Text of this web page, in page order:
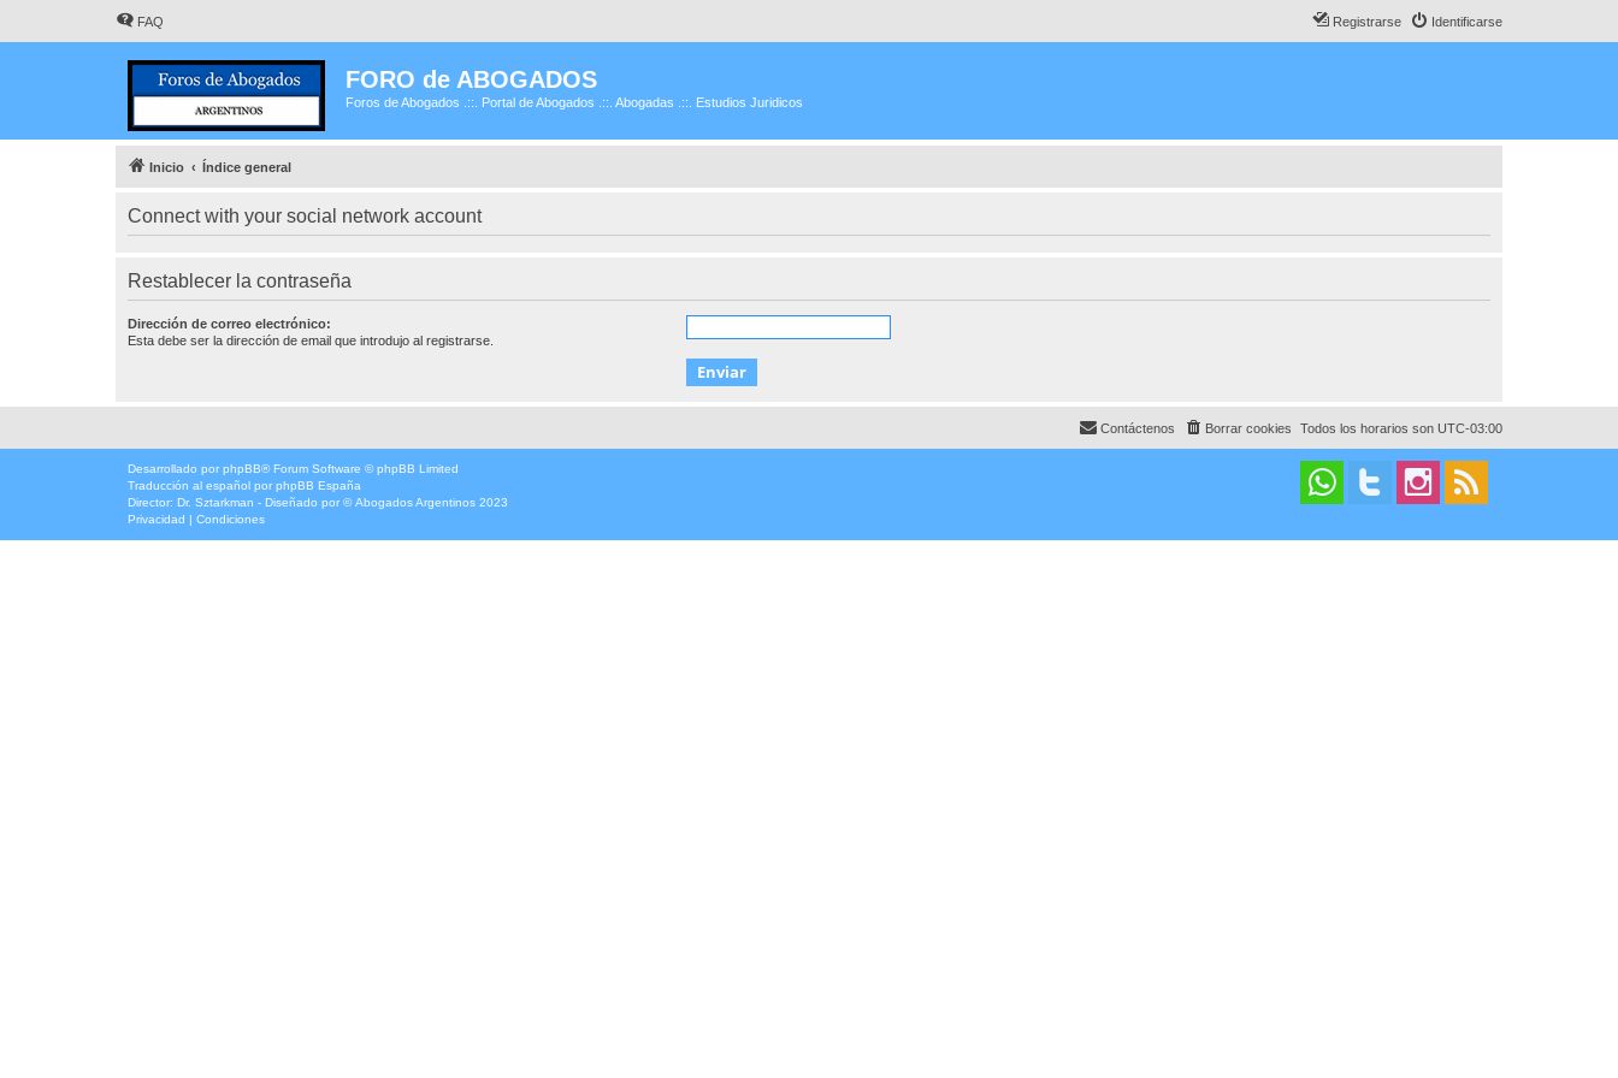
FAQ Identificarse
Registrarse
FORO de ABOGADOS
Foros de Abogados .::. Portal de Abogados .::. Abogadas .::. Estudios Juridicos
Inicio Índice general
Connect with your social network account
Restablecer la contraseña
Dirección de correo electrónico:
Esta debe ser la dirección de email que introdujo al registrarse.
Todos los horarios son UTC-03:00
Borrar cookies
Contáctenos
Desarrollado por phpBB® Forum Software © phpBB Limited
Traducción al español por phpBB España
Director: Dr. Sztarkman - Diseñado por ©Abogados Argentinos 2023
Privacidad | Condiciones